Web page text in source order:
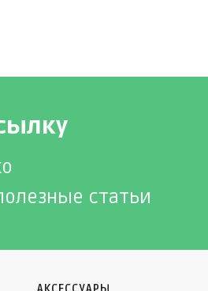
статьи